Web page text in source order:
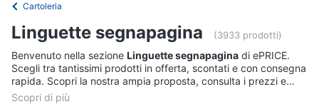
Tv
e
Home
Cinema
Cartoleria
Linguette segnapagina (3933 prodotti)
Benvenuto nella sezione Linguette segnapagina di ePRICE.
Scegli tra tantissimi prodotti in offerta, scontati e con consegna
rapida. Scopri la nostra ampia proposta, consulta i prezzi e
acquista comodamente online.